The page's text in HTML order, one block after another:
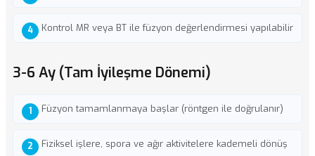
Kontrol MR veya BT ile füzyon değerlendirmesi yapılabilir
3-6 Ay (Tam İyileşme Dönemi)
Füzyon tamamlanmaya başlar (röntgen ile doğrulanır)
Fiziksel işlere, spora ve ağır aktivitelere kademeli dönüş